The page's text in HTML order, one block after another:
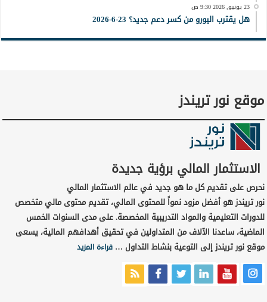
23 يونيو, 2026 9:30 ص
هل يقترب اليورو من كسر دعم جديد؟ 23-6-2026
موقع نور تريندز
الاستثمار المالي برؤية جديدة
نحرص على تقديم كل ما هو جديد في عالم الاستثمار المالي
نور تريندز هو أفضل مزود نمواً للمحتوى المالي، تقديم محتوى مالي متخصص
للدورات التعليمية والمواد التدريبية المخصصة. على مدى السنوات الخمس
الماضية، ساعدنا الآلاف من المتداولين في تحقيق أهدافهم المالية، يسعى
موقع نور تريندز إلى التوعية بنشاط التداول …قراءة المزيد